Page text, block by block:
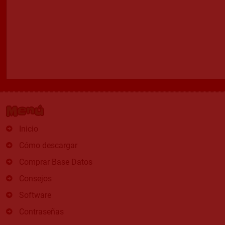
Menú
Inicio
Cómo descargar
Comprar Base Datos
Consejos
Software
Contraseñas